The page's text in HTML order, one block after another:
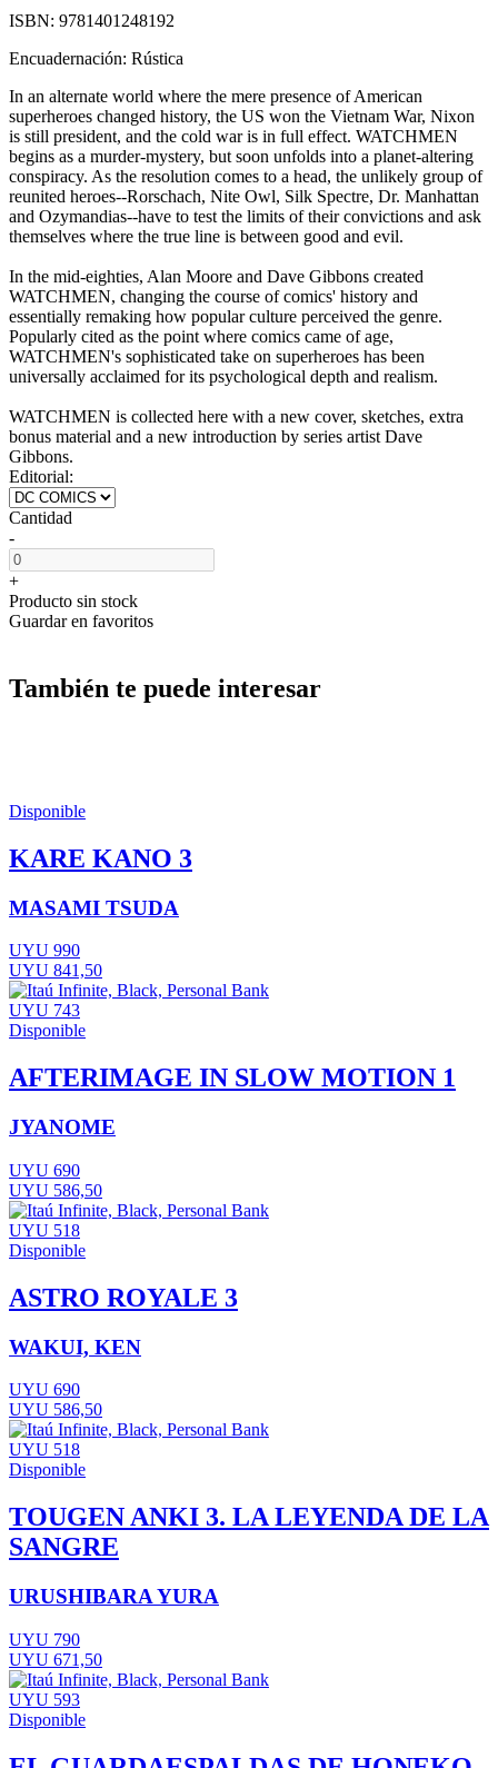
ISBN: 9781401248192
Encuadernación: Rústica
In an alternate world where the mere presence of American
superheroes changed history, the US won the Vietnam War, Nixon
is still president, and the cold war is in full effect. WATCHMEN
begins as a murder-mystery, but soon unfolds into a planet-altering
conspiracy. As the resolution comes to a head, the unlikely group of
reunited heroes--Rorschach, Nite Owl, Silk Spectre, Dr. Manhattan
and Ozymandias--have to test the limits of their convictions and ask
themselves where the true line is between good and evil.
In the mid-eighties, Alan Moore and Dave Gibbons created
WATCHMEN, changing the course of comics' history and
essentially remaking how popular culture perceived the genre.
Popularly cited as the point where comics came of age,
WATCHMEN's sophisticated take on superheroes has been
universally acclaimed for its psychological depth and realism.
WATCHMEN is collected here with a new cover, sketches, extra
bonus material and a new introduction by series artist Dave
Gibbons.
Editorial:
Cantidad
-
+
Producto sin stock
Guardar en favoritos
También te puede interesar
Disponible
KARE KANO 3
MASAMI TSUDA
UYU 990
UYU 841,50
UYU 743
Disponible
AFTERIMAGE IN SLOW MOTION 1
JYANOME
UYU 690
UYU 586,50
UYU 518
Disponible
ASTRO ROYALE 3
WAKUI, KEN
UYU 690
UYU 586,50
UYU 518
Disponible
TOUGEN ANKI 3. LA LEYENDA DE LA
SANGRE
URUSHIBARA YURA
UYU 790
UYU 671,50
UYU 593
Disponible